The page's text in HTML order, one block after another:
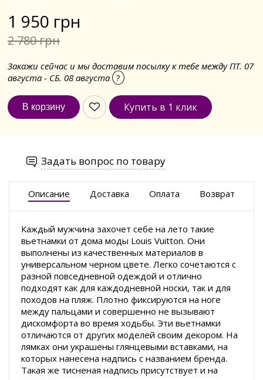
1 950 грн
2 780 грн
Закажи сейчас и мы доставим посылку к тебе между ПТ. 07
августа - СБ. 08 августа ?
Купить в 1 клик
Задать вопрос по товару
Описание Доставка Оплата Возврат
Каждый мужчина захочет себе на лето такие
вьетнамки от дома моды Louis Vuitton. Они
выполнены из качественных материалов в
универсальном черном цвете. Легко сочетаются с
разной повседневной одеждой и отлично
подходят как для каждодневной носки, так и для
походов на пляж. Плотно фиксируются на ноге
между пальцами и совершенно не вызывают
дискомфорта во время ходьбы. Эти вьетнамки
отличаются от других моделей своим декором. На
лямках они украшены глянцевыми вставками, на
которых нанесена надпись с названием бренда.
Такая же тисненая надпись присутствует и на